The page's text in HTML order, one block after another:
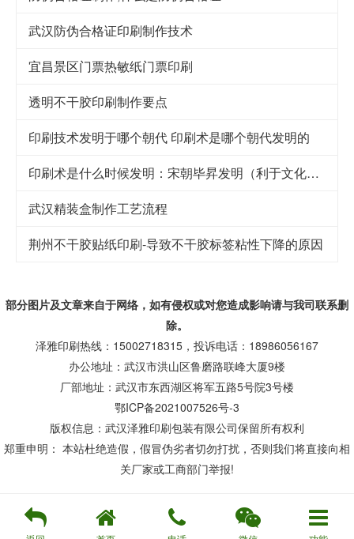
武汉防伪合格证印刷制作技术
宜昌景区门票热敏纸门票印刷
透明不干胶印刷制作要点
印刷技术发明于哪个朝代 印刷术是哪个朝代发明的
印刷术是什么时候发明：宋朝毕昇发明（利于文化传承）
武汉精装盒制作工艺流程
荆州不干胶贴纸印刷-导致不干胶标签粘性下降的原因
部分图片及文章来自于网络，如有侵权或对您造成影响请与我司联系删
除。
泽雅印刷热线：15002718315，投诉电话：18986056167
办公地址：武汉市洪山区鲁磨路联峰大厦9楼
厂部地址：武汉市东西湖区将军五路5号院3号楼
鄂ICP备2021007526号-3
版权信息：武汉泽雅印刷包装有限公司保留所有权利
郑重申明： 本站杜绝造假，假冒伪劣者切勿打扰，否则我们将直接向相
关厂家或工商部门举报!